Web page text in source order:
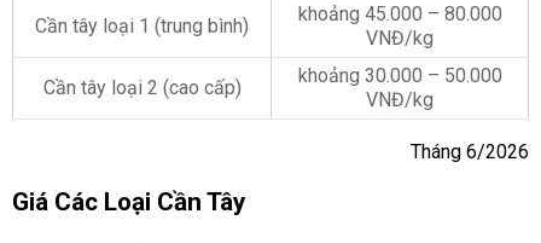
Cần tây loại 1 (trung bình)
khoảng 45.000 – 80.000
VNĐ/kg
Cần tây loại 2 (cao cấp)
khoảng 30.000 – 50.000
VNĐ/kg
Tháng 6/2026
Giá Các Loại Cần Tây